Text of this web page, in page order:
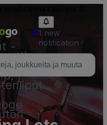
-
1 new
notification